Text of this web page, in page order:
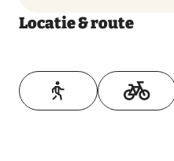
Locatie & route
Toon